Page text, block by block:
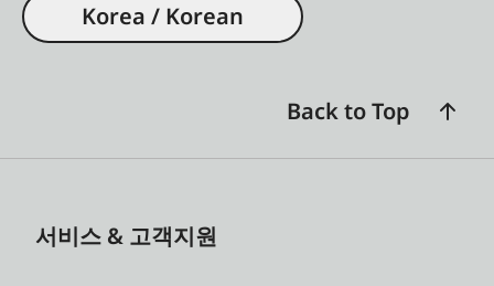
Korea / Korean
Back to Top
서비스 & 고객지원